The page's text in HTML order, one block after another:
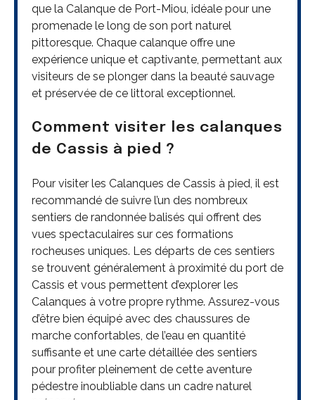
que la Calanque de Port-Miou, idéale pour une
promenade le long de son port naturel
pittoresque. Chaque calanque offre une
expérience unique et captivante, permettant aux
visiteurs de se plonger dans la beauté sauvage
et préservée de ce littoral exceptionnel.
Comment visiter les calanques
de Cassis à pied ?
Pour visiter les Calanques de Cassis à pied, il est
recommandé de suivre l’un des nombreux
sentiers de randonnée balisés qui offrent des
vues spectaculaires sur ces formations
rocheuses uniques. Les départs de ces sentiers
se trouvent généralement à proximité du port de
Cassis et vous permettent d’explorer les
Calanques à votre propre rythme. Assurez-vous
d’être bien équipé avec des chaussures de
marche confortables, de l’eau en quantité
suffisante et une carte détaillée des sentiers
pour profiter pleinement de cette aventure
pédestre inoubliable dans un cadre naturel